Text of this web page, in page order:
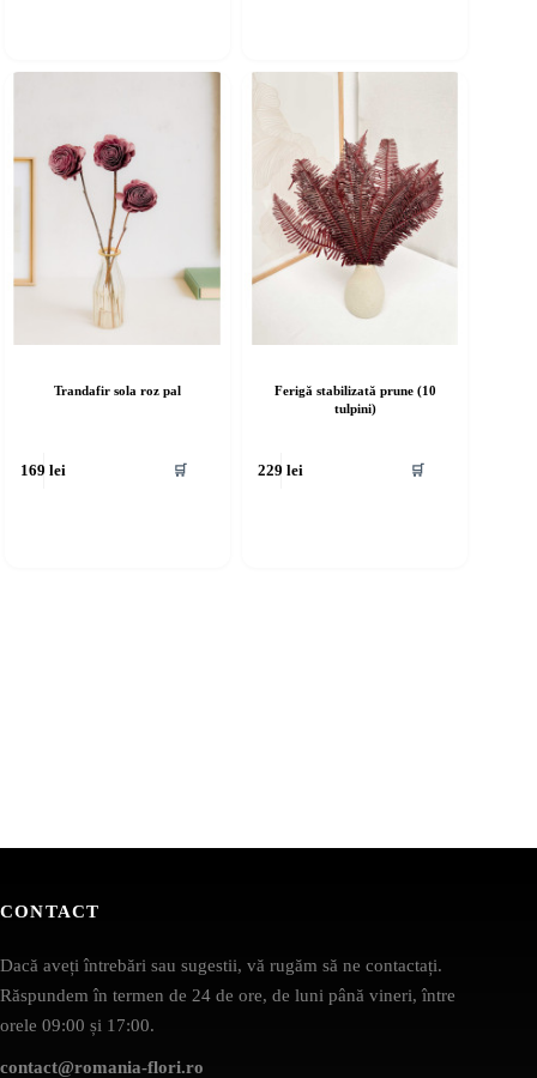
Trandafir sola roz pal
169lei 🛒
Ferigă stabilizată prune (10
tulpini)
229lei 🛒
CONTACT
Dacă aveți întrebări sau sugestii, vă rugăm să ne contactați.
Răspundem în termen de 24 de ore, de luni până vineri, între
orele 09:00 și 17:00.
contact@romania-flori.ro